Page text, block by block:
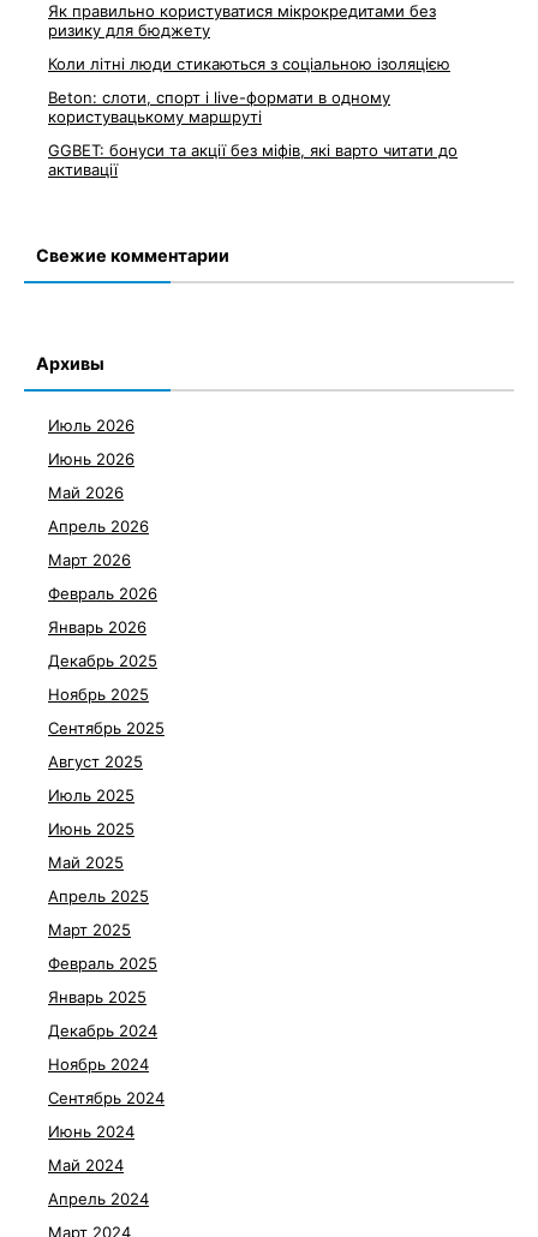
Як правильно користуватися мікрокредитами без
ризику для бюджету
Коли літні люди стикаються з соціальною ізоляцією
Beton: слоти, спорт і live-формати в одному
користувацькому маршруті
GGBET: бонуси та акції без міфів, які варто читати до
активації
Свежие комментарии
Архивы
Июль 2026
Июнь 2026
Май 2026
Апрель 2026
Март 2026
Февраль 2026
Январь 2026
Декабрь 2025
Ноябрь 2025
Сентябрь 2025
Август 2025
Июль 2025
Июнь 2025
Май 2025
Апрель 2025
Март 2025
Февраль 2025
Январь 2025
Декабрь 2024
Ноябрь 2024
Сентябрь 2024
Июнь 2024
Май 2024
Апрель 2024
Март 2024